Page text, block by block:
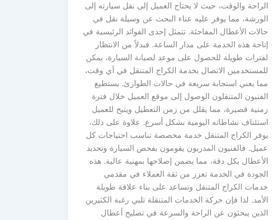
الراحة والوقت، حيث لا يحتاج العميل إلى نقل سيارته إلى
الورشة، مما يوفر عليه عناء البحث عن وسيلة نقل في
حالات الأعطال المفاجئة. تتمثل إحدى الفوائد الرئيسية في
إتاحة هذه الخدمة على مدار الساعة. فبدلاً من الانتظار
لفترات طويلة للحصول على موعد لصيانة السيارة، يمكن
للمستخدمين الاتصال بخدمة الكراج المتنقل في أي وقت،
مما يعني استجابة سريعة في حالات الطوارئ. يستطيع
الفنيون المتنقلون الوصول إلى موقع العميل خلال فترة
زمنية قصيرة، مما يقلل من زمن التعطيل ويتيح للعميل
استئناف نشاطاته اليومية بشكل أسرع. علاوة على ذلك،
يوفر الكراج المتنقل خدمة مخصصة تناسب احتياجات كل
عميل. فالفنيون المدربون يقومون بفحص السيارة وتحديد
الأعطال بكل دقة، مما يضمن إصلاحها بمهنية عالية. هذه
الجودة في الخدمة تعزز من ثقة العملاء في مقدمي
خدمات الكراج المتنقل وتساعد على بناء علاقة طويلة
الأمد. لذا فإن حركة الخدمات المتنقلة تلبي رغبة الكثيرين
الذين يبحثون عن الراحة والسرعة في تصليح أعطال